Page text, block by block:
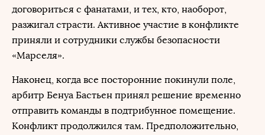
договориться с фанатами, и тех, кто, наоборот,
разжигал страсти. Активное участие в конфликте
приняли и сотрудники службы безопасности
«Марселя».
Наконец, когда все посторонние покинули поле,
арбитр Бенуа Бастьен принял решение временно
отправить команды в подтрибунное помещение.
Конфликт продолжился там. Предположительно,